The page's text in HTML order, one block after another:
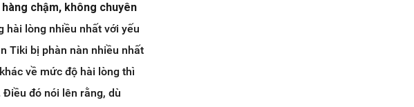
chậm, không chuyên
hài lòng nhiều nhất với yếu
Tiki bị phàn nàn nhiều nhất
về mức độ hài lòng thì
đó nói lên rằng, dù